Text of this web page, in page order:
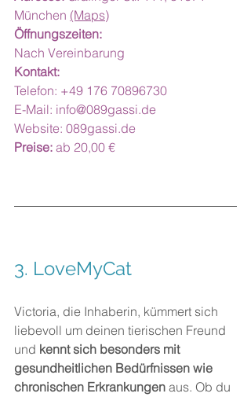
München (Maps)
Öffnungszeiten:
Nach Vereinbarung
Kontakt:
Telefon: +49 176 70896730
E-Mail: info@089gassi.de
Website: 089gassi.de
Preise: ab 20,00 €
3. LoveMyCat
Victoria, die Inhaberin, kümmert sich
liebevoll um deinen tierischen Freund
und kennt sich besonders mit
gesundheitlichen Bedürfnissen wie
chronischen Erkrankungen aus. Ob du